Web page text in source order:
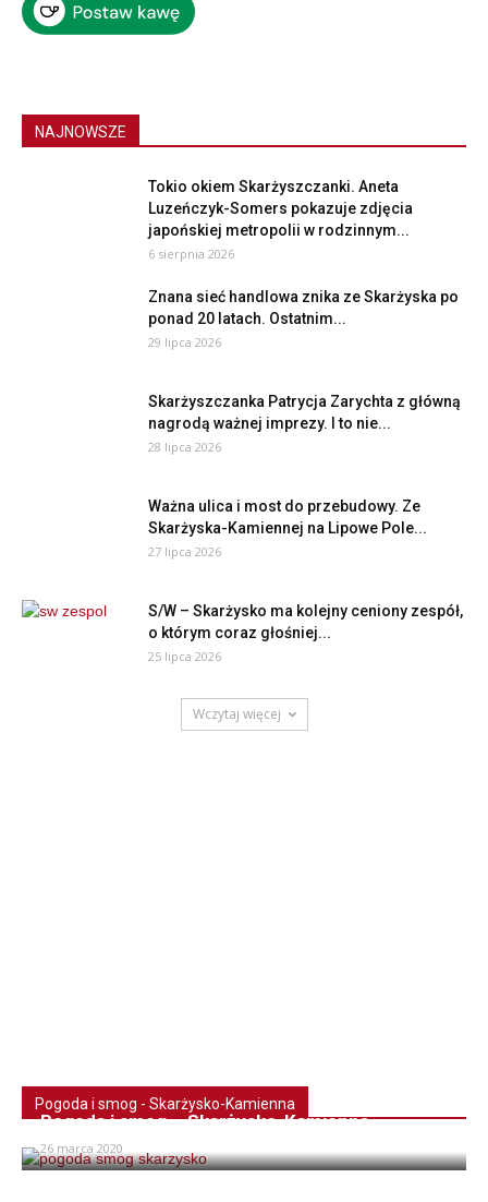
NAJNOWSZE
Tokio okiem Skarżyszczanki. Aneta
Luzeńczyk-Somers pokazuje zdjęcia
japońskiej metropolii w rodzinnym...
6 sierpnia 2026
Znana sieć handlowa znika ze Skarżyska po
ponad 20 latach. Ostatnim...
29 lipca 2026
Skarżyszczanka Patrycja Zarychta z główną
nagrodą ważnej imprezy. I to nie...
28 lipca 2026
Ważna ulica i most do przebudowy. Ze
Skarżyska-Kamiennej na Lipowe Pole...
27 lipca 2026
S/W – Skarżysko ma kolejny ceniony zespół,
o którym coraz głośniej...
25 lipca 2026
Wczytaj więcej
Pogoda i smog - Skarżysko-Kamienna
Pogoda i smog – Skarżysko-Kamienna
26 marca 2020